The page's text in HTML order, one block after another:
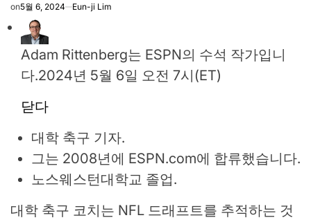
on5월 6, 2024 Eun-ji Lim
Adam Rittenberg는 ESPN의 수석 작가입니
다.2024년 5월 6일 오전 7시(ET)
닫다
대학 축구 기자.
그는 2008년에 ESPN.com에 합류했습니다.
노스웨스턴대학교 졸업.
대학 축구 코치는 NFL 드래프트를 추적하는 것